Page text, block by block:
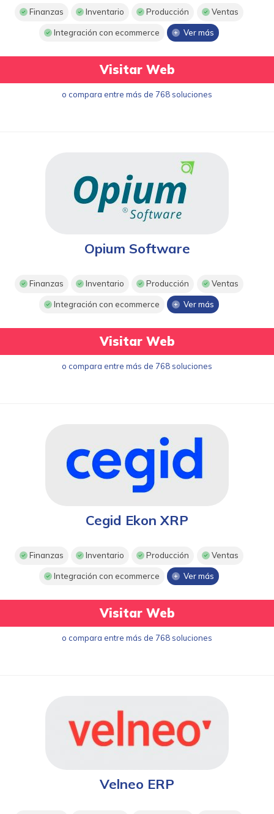
Finanzas Inventario Producción Ventas
Integración con ecommerce Ver más
Visitar Web
o compara entre más de 768 soluciones
Opium Software
Finanzas Inventario Producción Ventas
Integración con ecommerce Ver más
Visitar Web
o compara entre más de 768 soluciones
Cegid Ekon XRP
Finanzas Inventario Producción Ventas
Integración con ecommerce Ver más
Visitar Web
o compara entre más de 768 soluciones
Velneo ERP